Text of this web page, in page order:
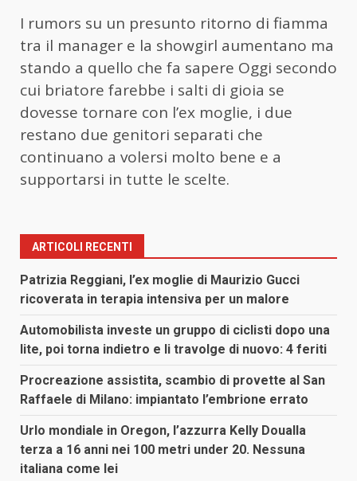
I rumors su un presunto ritorno di fiamma
tra il manager e la showgirl aumentano ma
stando a quello che fa sapere Oggi secondo
cui briatore farebbe i salti di gioia se
dovesse tornare con l’ex moglie, i due
restano due genitori separati che
continuano a volersi molto bene e a
supportarsi in tutte le scelte.
ARTICOLI RECENTI
Patrizia Reggiani, l’ex moglie di Maurizio Gucci
ricoverata in terapia intensiva per un malore
Automobilista investe un gruppo di ciclisti dopo una
lite, poi torna indietro e li travolge di nuovo: 4 feriti
Procreazione assistita, scambio di provette al San
Raffaele di Milano: impiantato l’embrione errato
Urlo mondiale in Oregon, l’azzurra Kelly Doualla
terza a 16 anni nei 100 metri under 20. Nessuna
italiana come lei